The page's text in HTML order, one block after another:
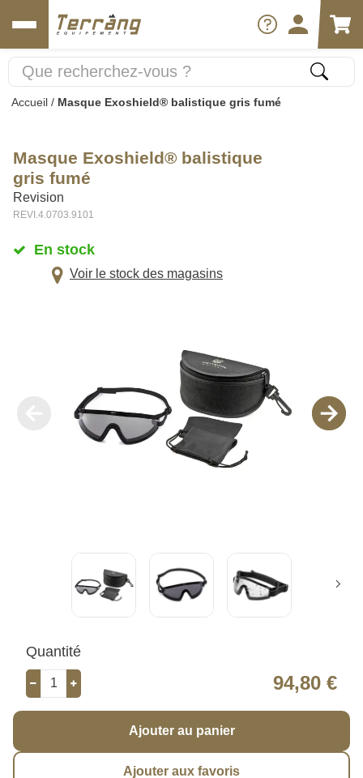
Accueil / Masque Exoshield® balistique gris fumé
Masque Exoshield® balistique
gris fumé
Revision
REVI.4.0703.9101
En stock
Voir le stock des magasins
Quantité
94,80 €
Ajouter au panier
Ajouter aux favoris